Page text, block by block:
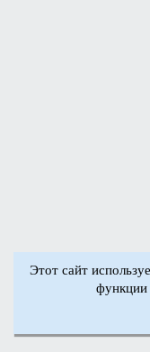
Этот сайт
функции